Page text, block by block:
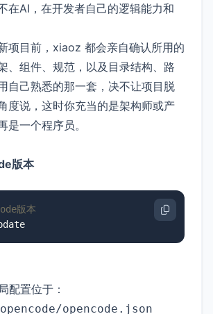
在AI，在开发者自己的逻辑能力和
项目前，xiaoz 都会亲自确认所用的
、组件、规范，以及目录结构、路
自己熟悉的那一套，决不让项目脱
度说，这时你充当的是架构师或产
是一个程序员。
版本
版本
配置位于：
opencode.json